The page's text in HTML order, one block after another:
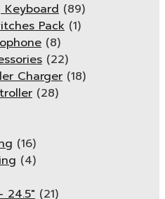
Keyboard (89)
Pack (1)
(8)
(22)
Charger (18)
(28)
(16)
(4)
24.5" (21)